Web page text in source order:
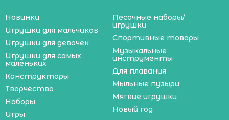
Новинки
Игрушки для мальчиков
Игрушки для девочек
Игрушки для самых
маленьких
Конструкторы
Творчество
Наборы
Игры
Песочные наборы/
игрушки
Спортивные товары
Музыкальные
инструменты
Для плавания
Мыльные пузыри
Мягкие игрушки
Новый год